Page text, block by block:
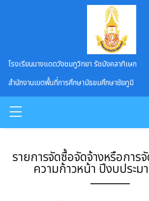
โรงเรียนนางแดดวังชมภูวิทยา รัชมังคลาภิเษก
สำนักงานเขตพื้นที่การศึกษามัธยมศึกษาชัยภูมิ
รายการจัดซื้อจัดจ้างหรือการ
ความก้าวหน้า ปีงบประ